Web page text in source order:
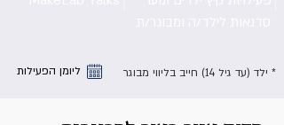
* ילד (עד גיל 14) חייב בליווי מבוגר ליומן הפעילות